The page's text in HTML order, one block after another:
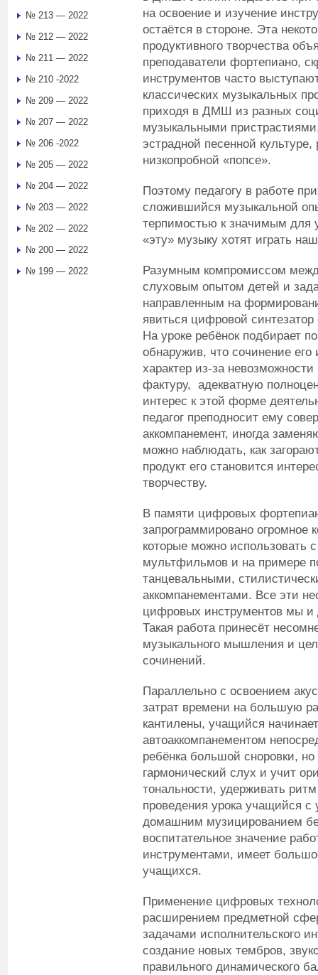
на освоение и изучение
остаётся в стороне. Эта
продуктивного творчества
преподаватели фортепиано,
инструментов часто
классических музыкальных
приходя в ДМШ из разных
музыкальными
эстрадной песенной
низкопробной «попсе».
Поэтому педагогу в работе
сложившийся музыкальной
терпимостью к значимым для
«эту» музыку хотят играть
Разумным компромиссом
слуховым опытом детей и
направленным на
явиться цифровой
На уроке ребёнок подбирает
обнаружив, что сочинение
характер из-за
фактуру, адекватную
интерес к этой форме
педагог преподносит ему
аккомпанемент, иногда
можно наблюдать, как
продукт его становится
творчеству.
В памяти цифровых
запрограммировано огромное
которые можно использовать
мультфильмов и на примере
танцевальными,
аккомпанементами. Все эти
цифровых инструментов мы
Такая работа принесёт
музыкального мышления и
сочинений.
Параллельно с освоением
затрат времени на большую
кантилены, учащийся
автоаккомпанементом
ребёнка большой сноровки,
гармонический слух и учит
тональности, удерживать
проведения урока учащийся с
домашним музицированием
воспитательное значение
инструментами, имеет
учащихся.
Применение цифровых
расширением предметной
задачами исполнительского
создание новых тембров,
правильного динамического
№ 213 — 2022
№ 212 — 2022
№ 211 — 2022
№ 210 -2022
№ 209 — 2022
№ 207 — 2022
№ 206 -2022
№ 205 — 2022
№ 204 — 2022
№ 203 — 2022
№ 202 — 2022
№ 200 — 2022
№ 199 — 2022